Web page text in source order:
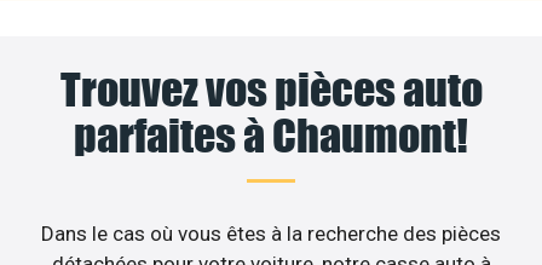
Trouvez vos pièces auto
parfaites à Chaumont!
Dans le cas où vous êtes à la recherche des pièces